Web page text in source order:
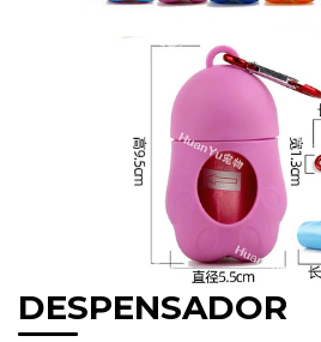
DESPENSADOR